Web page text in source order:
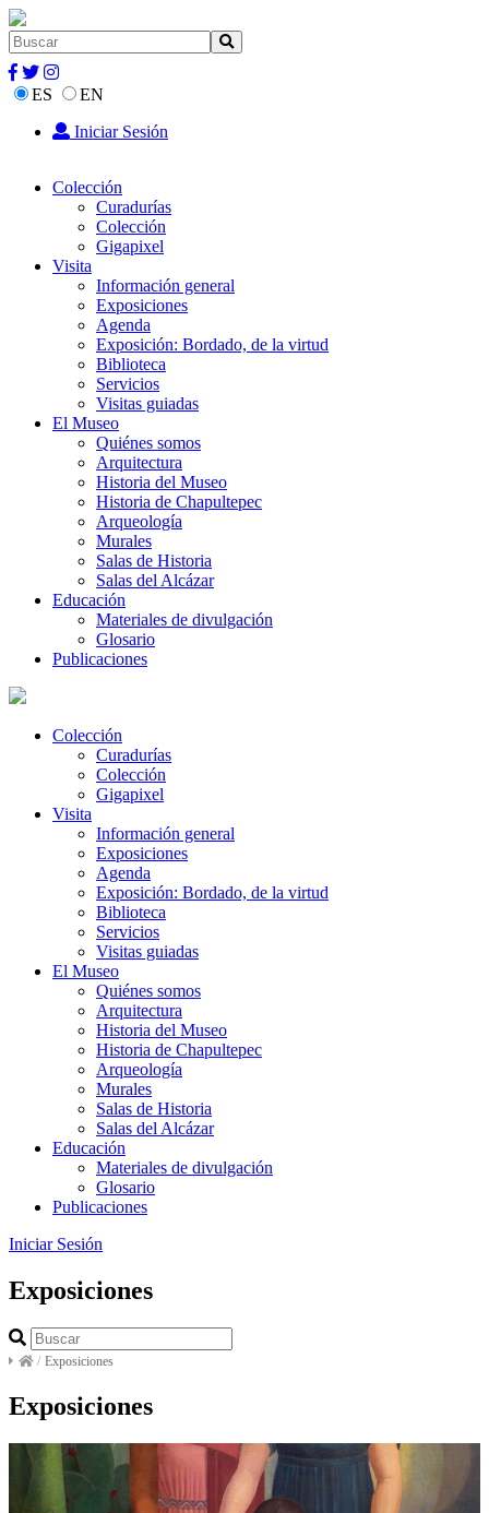
ES
EN
Iniciar Sesión
Colección
Curadurías
Colección
Gigapixel
Visita
Información general
Exposiciones
Agenda
Exposición: Bordado, de la virtud
Biblioteca
Servicios
Visitas guiadas
El Museo
Quiénes somos
Arquitectura
Historia del Museo
Historia de Chapultepec
Arqueología
Murales
Salas de Historia
Salas del Alcázar
Educación
Materiales de divulgación
Glosario
Publicaciones
Colección
Curadurías
Colección
Gigapixel
Visita
Información general
Exposiciones
Agenda
Exposición: Bordado, de la virtud
Biblioteca
Servicios
Visitas guiadas
El Museo
Quiénes somos
Arquitectura
Historia del Museo
Historia de Chapultepec
Arqueología
Murales
Salas de Historia
Salas del Alcázar
Educación
Materiales de divulgación
Glosario
Publicaciones
Iniciar Sesión
Exposiciones
/ Exposiciones
Exposiciones